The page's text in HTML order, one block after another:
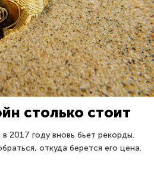
столько стоит
2017 году вновь бьет рекорды.
откуда берется его цена.